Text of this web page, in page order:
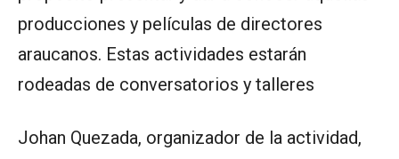
producciones y películas de directores
araucanos. Estas actividades estarán
rodeadas de conversatorios y talleres
Johan Quezada, organizador de la actividad,